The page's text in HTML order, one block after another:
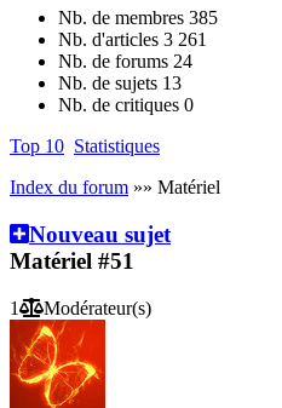
Nb. de membres 385
Nb. d'articles 3 261
Nb. de forums 24
Nb. de sujets 13
Nb. de critiques 0
Top 10 Statistiques
Index du forum »» Matériel
Nouveau sujet
Matériel #51
1 Modérateur(s)